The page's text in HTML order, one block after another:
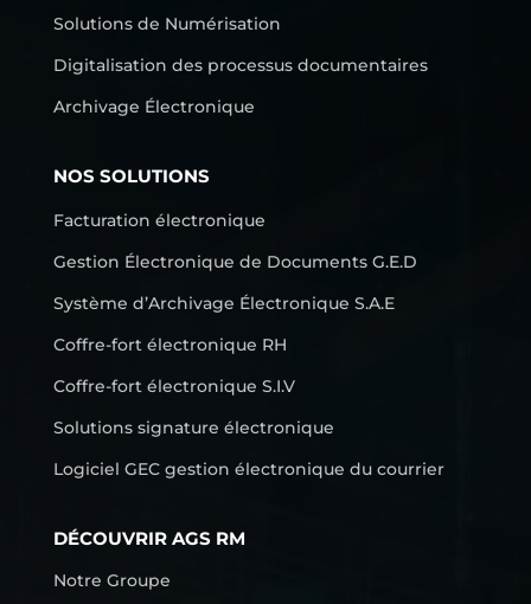
Solutions de Numérisation
Digitalisation des processus documentaires
Archivage Électronique
NOS SOLUTIONS
Facturation électronique
Gestion Électronique de Documents G.E.D
Système d’Archivage Électronique S.A.E
Coffre-fort électronique RH
Coffre-fort électronique S.I.V
Solutions signature électronique
Logiciel GEC gestion électronique du courrier
DÉCOUVRIR AGS RM
Notre Groupe